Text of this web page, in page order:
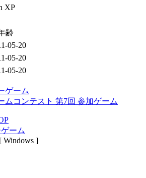
XP
齢
05-20
05-20
05-20
ゲーム
ムコンテスト 第7回 参加ゲーム
ーム
Windows ]